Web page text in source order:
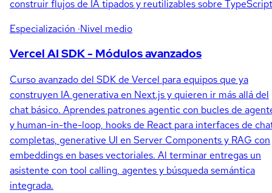
construir flujos de IA tipados y reutilizables sobre
Especialización ·Nivel medio
Vercel AI SDK - Módulos avanzados
Curso avanzado del SDK de Vercel para equipos que ya
construyen IA generativa en Next.js y quieren ir más allá del
chat básico. Aprendes patrones agentic con bucles de
y human-in-the-loop, hooks de React para interfaces de
completas, generative UI en Server Components y RAG con
embeddings en bases vectoriales. Al terminar entregas un
asistente con tool calling, agentes y búsqueda semántica
integrada.